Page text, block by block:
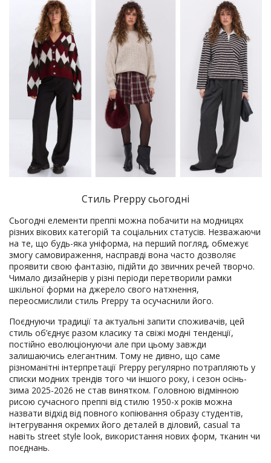
Стиль Preppy сьогодні
Сьогодні елементи преппі можна побачити на модницях
різних вікових категорій та соціальних статусів. Незважаючи
на те, що будь-яка уніформа, на перший погляд, обмежує
змогу самовираження, насправді вона часто дозволяє
проявити свою фантазію, підійти до звичних речей творчо.
Чимало дизайнерів у різні періоди перетворили рамки
шкільної форми на джерело свого натхнення,
переосмислили стиль Preppy та осучаснили його.
Поєднуючи традиції та актуальні запити споживачів, цей
стиль об’єднує разом класику та свіжі модні тенденції,
постійно еволюціонуючи але при цьому завжди
залишаючись елегантним. Тому не дивно, що саме
різноманітні інтерпретації Preppy регулярно потрапляють у
списки модних трендів того чи іншого року, і сезон осінь-
зима 2025-2026 не став винятком. Головною відмінною
рисою сучасного преппі від стилю 1950-х років можна
назвати відхід від повного копіювання образу студентів,
інтегрування окремих його деталей в діловий, casual та
навіть street style look, використання нових форм, тканин чи
поєднань.